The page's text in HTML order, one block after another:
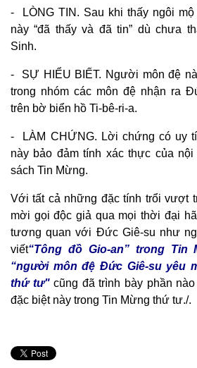
- LÒNG TIN. Sau khi thấy ngôi
này “đã thấy và đã tin” dù chưa
Sinh.
- SỰ HIỂU BIẾT. Người môn đệ
trong nhóm các môn đệ nhận ra
trên bờ biển hồ Ti-bê-ri-a.
- LÀM CHỨNG. Lời chứng có uy
này bảo đảm tính xác thực của nội
sách Tin Mừng.
Với tất cả những đặc tính trổi vượt
mời gọi độc giả qua mọi thời đại
tương quan với Đức Giê-su như
viết“Tông đồ Gio-an” trong Tin
“người môn đệ Đức Giê-su yêu
thứ tư"cũng đã trình bày phần
đặc biệt này trong Tin Mừng thứ tư./.